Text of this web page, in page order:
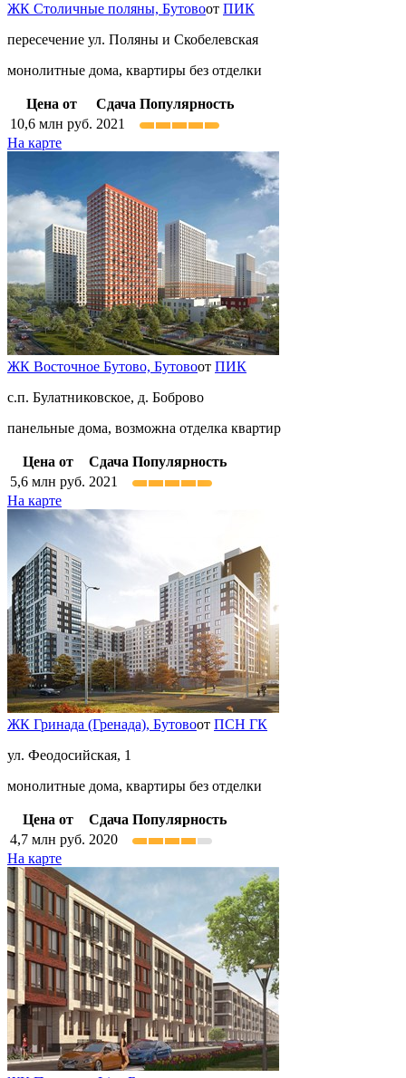
ЖК Столичные поляны, Бутовоот ПИК
пересечение ул. Поляны и Скобелевская
монолитные дома, квартиры без отделки
Цена от Сдача Популярность
10,6 млн руб. 2021
На карте
ЖК Восточное Бутово, Бутовоот ПИК
с.п. Булатниковское, д. Боброво
панельные дома, возможна отделка квартир
Цена от Сдача Популярность
5,6 млн руб. 2021
На карте
ЖК Гринада (Гренада), Бутовоот ПСН ГК
ул. Феодосийская, 1
монолитные дома, квартиры без отделки
Цена от Сдача Популярность
4,7 млн руб. 2020
На карте